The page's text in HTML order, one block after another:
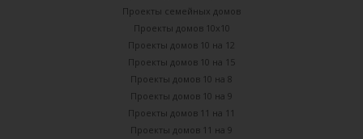
Проекты семейных домов
Проекты домов 10х10
Проекты домов 10 на 12
Проекты домов 10 на 15
Проекты домов 10 на 8
Проекты домов 10 на 9
Проекты домов 11 на 11
Проекты домов 11 на 9